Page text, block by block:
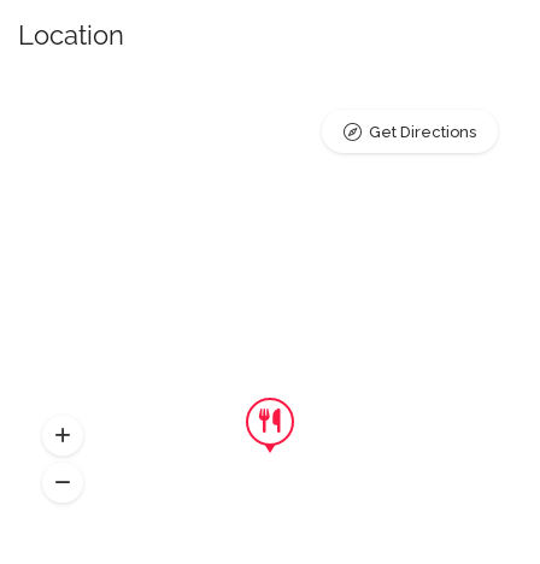
Location
Get Directions